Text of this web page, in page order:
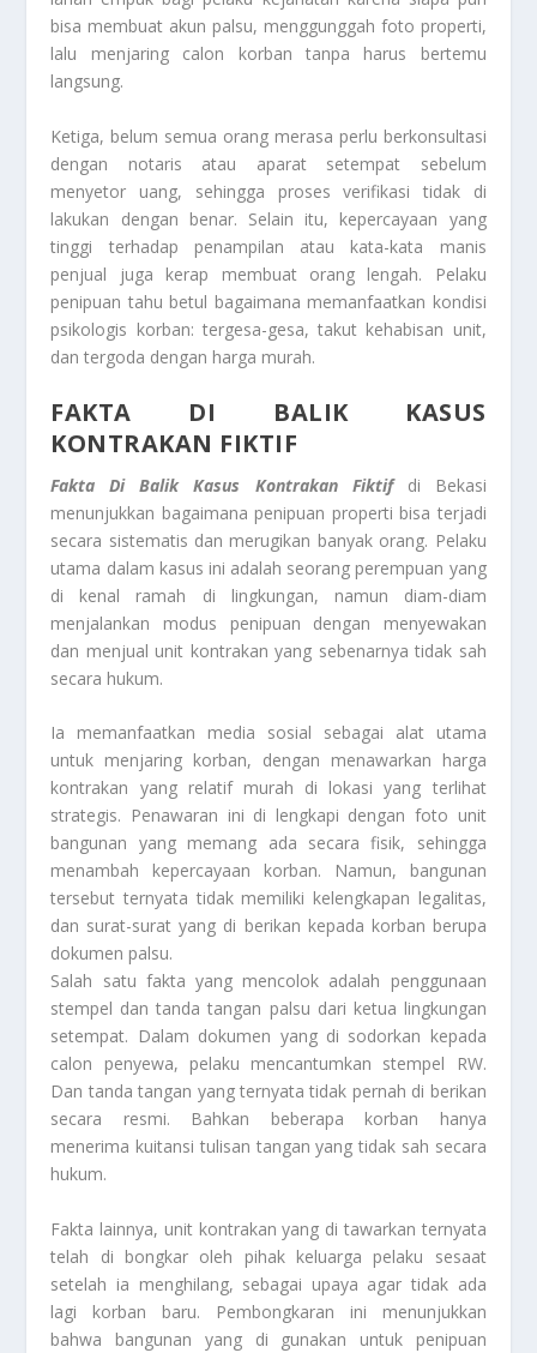
bisa membuat akun palsu, menggunggah foto properti,
lalu menjaring calon korban tanpa harus bertemu
langsung.
Ketiga, belum semua orang merasa perlu berkonsultasi
dengan notaris atau aparat setempat sebelum
menyetor uang, sehingga proses verifikasi tidak di
lakukan dengan benar. Selain itu, kepercayaan yang
tinggi terhadap penampilan atau kata-kata manis
penjual juga kerap membuat orang lengah. Pelaku
penipuan tahu betul bagaimana memanfaatkan kondisi
psikologis korban: tergesa-gesa, takut kehabisan unit,
dan tergoda dengan harga murah.
FAKTA DI BALIK KASUS
KONTRAKAN FIKTIF
Fakta Di Balik Kasus Kontrakan Fiktifdi Bekasi
menunjukkan bagaimana penipuan properti bisa terjadi
secara sistematis dan merugikan banyak orang. Pelaku
utama dalam kasus ini adalah seorang perempuan yang
di kenal ramah di lingkungan, namun diam-diam
menjalankan modus penipuan dengan menyewakan
dan menjual unit kontrakan yang sebenarnya tidak sah
secara hukum.
Ia memanfaatkan media sosial sebagai alat utama
untuk menjaring korban, dengan menawarkan harga
kontrakan yang relatif murah di lokasi yang terlihat
strategis. Penawaran ini di lengkapi dengan foto unit
bangunan yang memang ada secara fisik, sehingga
menambah kepercayaan korban. Namun, bangunan
tersebut ternyata tidak memiliki kelengkapan legalitas,
dan surat-surat yang di berikan kepada korban berupa
dokumen palsu.
Salah satu fakta yang mencolok adalah penggunaan
stempel dan tanda tangan palsu dari ketua lingkungan
setempat. Dalam dokumen yang di sodorkan kepada
calon penyewa, pelaku mencantumkan stempel RW.
Dan tanda tangan yang ternyata tidak pernah di berikan
secara resmi. Bahkan beberapa korban hanya
menerima kuitansi tulisan tangan yang tidak sah secara
hukum.
Fakta lainnya, unit kontrakan yang di tawarkan ternyata
telah di bongkar oleh pihak keluarga pelaku sesaat
setelah ia menghilang, sebagai upaya agar tidak ada
lagi korban baru. Pembongkaran ini menunjukkan
bahwa bangunan yang di gunakan untuk penipuan